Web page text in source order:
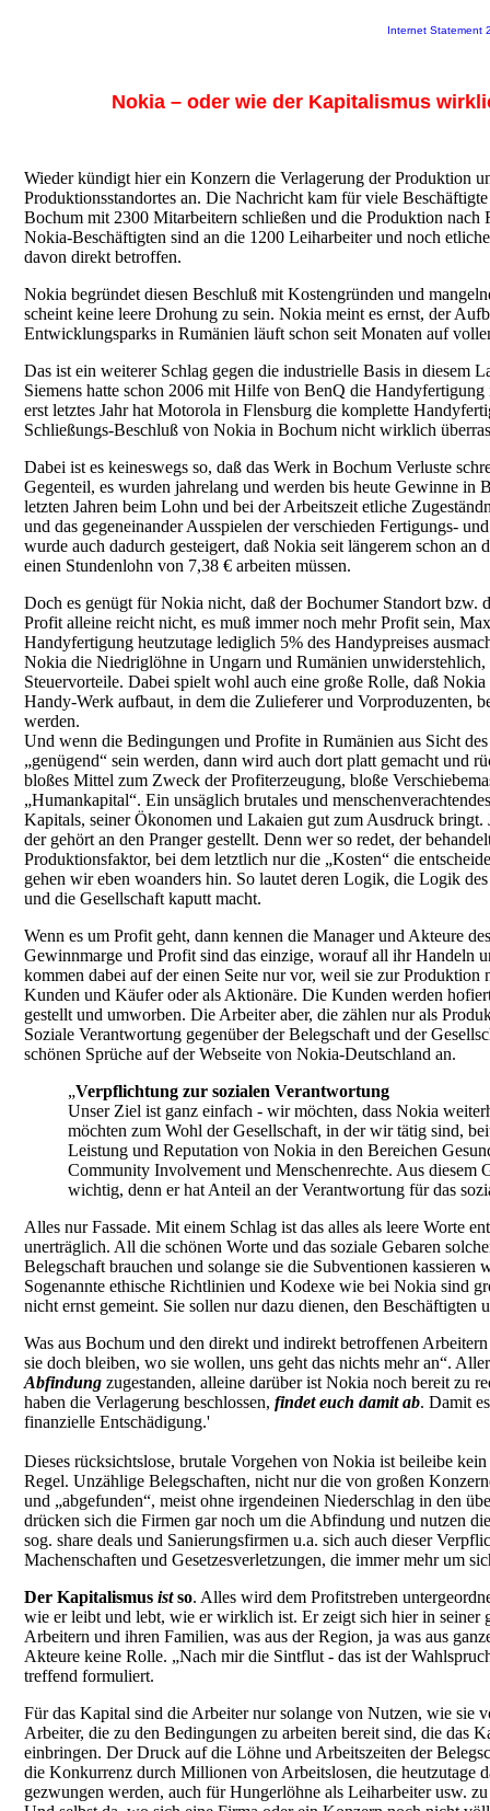
Internet Statement
Nokia – oder wie der Kapitalismus
Wieder kündigt hier ein Konzern die Verlagerung der Produktion
Produktionsstandortes an. Die Nachricht kam für viele
Bochum mit 2300 Mitarbeitern schließen und die Produktion
Nokia-Beschäftigten sind an die 1200 Leiharbeiter und noch
davon direkt betroffen.
Nokia begründet diesen Beschluß mit Kostengründen und
scheint keine leere Drohung zu sein. Nokia meint es ernst, der
Entwicklungsparks in Rumänien läuft schon seit Monaten auf
Das ist ein weiterer Schlag gegen die industrielle Basis in diesem
Siemens hatte schon 2006 mit Hilfe von BenQ die
erst letztes Jahr hat Motorola in Flensburg die komplette
Schließungs-Beschluß von Nokia in Bochum nicht wirklich
Dabei ist es keineswegs so, daß das Werk in Bochum Verluste
Gegenteil, es wurden jahrelang und werden bis heute Gewinne in
letzten Jahren beim Lohn und bei der Arbeitszeit etliche
und das gegeneinander Ausspielen der verschieden Fertigungs-
wurde auch dadurch gesteigert, daß Nokia seit längerem schon
einen Stundenlohn von 7,38 € arbeiten müssen.
Doch es genügt für Nokia nicht, daß der Bochumer Standort bzw.
Profit alleine reicht nicht, es muß immer noch mehr Profit sein,
Handyfertigung heutzutage lediglich 5% des Handypreises
Nokia die Niedriglöhne in Ungarn und Rumänien
Steuervorteile. Dabei spielt wohl auch eine große Rolle, daß
Handy-Werk aufbaut, in dem die Zulieferer und Vorproduzenten,
werden.
Und wenn die Bedingungen und Profite in Rumänien aus Sicht
„genügend“ sein werden, dann wird auch dort platt gemacht und
bloßes Mittel zum Zweck der Profiterzeugung, bloße
„Humankapital“. Ein unsäglich brutales und
Kapitals, seiner Ökonomen und Lakaien gut zum Ausdruck bringt.
der gehört an den Pranger gestellt. Denn wer so redet, der
Produktionsfaktor, bei dem letztlich nur die „Kosten“ die
gehen wir eben woanders hin. So lautet deren Logik, die Logik
und die Gesellschaft kaputt macht.
Wenn es um Profit geht, dann kennen die Manager und Akteure
Gewinnmarge und Profit sind das einzige, worauf all ihr Handeln
kommen dabei auf der einen Seite nur vor, weil sie zur
Kunden und Käufer oder als Aktionäre. Die Kunden werden
gestellt und umworben. Die Arbeiter aber, die zählen nur als
Soziale Verantwortung gegenüber der Belegschaft und der
schönen Sprüche auf der Webseite von Nokia-Deutschland an.
„Verpflichtung zur sozialen Verantwortung
Unser Ziel ist ganz einfach - wir möchten, dass Nokia
möchten zum Wohl der Gesellschaft, in der wir tätig sind,
Leistung und Reputation von Nokia in den Bereichen
Community Involvement und Menschenrechte. Aus
wichtig, denn er hat Anteil an der Verantwortung für das
Alles nur Fassade. Mit einem Schlag ist das alles als leere Worte
unerträglich. All die schönen Worte und das soziale Gebaren
Belegschaft brauchen und solange sie die Subventionen kassieren
Sogenannte ethische Richtlinien und Kodexe wie bei Nokia sind
nicht ernst gemeint. Sie sollen nur dazu dienen, den
Was aus Bochum und den direkt und indirekt betroffenen
sie doch bleiben, wo sie wollen, uns geht das nichts mehr an“.
Abfindung zugestanden, alleine darüber ist Nokia noch bereit zu
haben die Verlagerung beschlossen, findet euch damit ab. Damit
finanzielle Entschädigung.'
Dieses rücksichtslose, brutale Vorgehen von Nokia ist beileibe
Regel. Unzählige Belegschaften, nicht nur die von großen
und „abgefunden“, meist ohne irgendeinen Niederschlag in den
drücken sich die Firmen gar noch um die Abfindung und nutzen
sog. share deals und Sanierungsfirmen u.a. sich auch dieser
Machenschaften und Gesetzesverletzungen, die immer mehr um
Der Kapitalismus istso. Alles wird dem Profitstreben
wie er leibt und lebt, wie er wirklich ist. Er zeigt sich hier in seiner
Arbeitern und ihren Familien, was aus der Region, ja was aus
Akteure keine Rolle. „Nach mir die Sintflut - das ist der
treffend formuliert.
Für das Kapital sind die Arbeiter nur solange von Nutzen, wie sie
Arbeiter, die zu den Bedingungen zu arbeiten bereit sind, die das
einbringen. Der Druck auf die Löhne und Arbeitszeiten der
die Konkurrenz durch Millionen von Arbeitslosen, die heutzutage
gezwungen werden, auch für Hungerlöhne als Leiharbeiter usw.